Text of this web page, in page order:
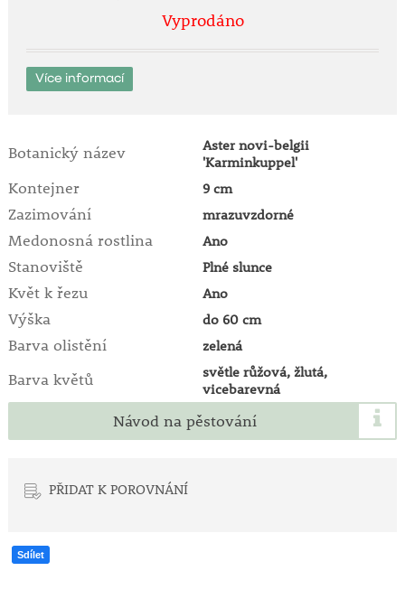
Vyprodáno
Více informací
Botanický název
Aster novi-belgii
'Karminkuppel'
Kontejner 9 cm
Zazimování mrazuvzdorné
Medonosná rostlina Ano
Stanoviště Plné slunce
Květ k řezu Ano
Výška do 60 cm
Barva olistění zelená
Barva květů
světle růžová, žlutá,
vicebarevná
Návod na pěstování
PŘIDAT K POROVNÁNÍ
Sdílet